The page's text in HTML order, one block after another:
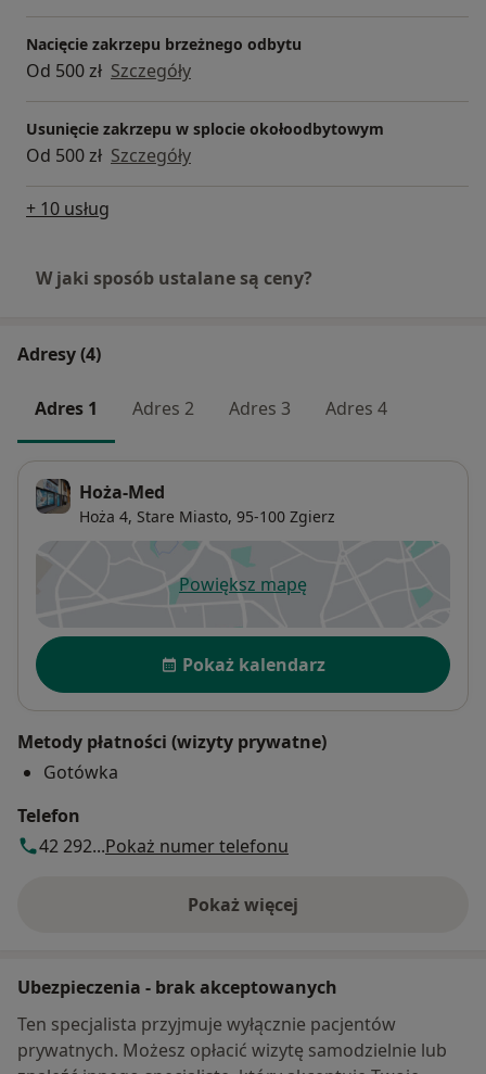
Nacięcie zakrzepu brzeżnego odbytu
Od 500 zł Szczegóły
Usunięcie zakrzepu w splocie okołoodbytowym
Od 500 zł Szczegóły
+ 10 usług
W jaki sposób ustalane są ceny?
Adresy (4)
Adres 1 Adres 2 Adres 3 Adres 4
Hoża-Med
Hoża 4, Stare Miasto, 95-100 Zgierz
Powiększ mapęotwiera się w nowej karcie
Dostępność
Pokaż kalendarz
Metody płatności (wizyty prywatne)
Gotówka
Telefon
42 292...Pokaż numer telefonu
Pokaż więcej
o adresie
Ubezpieczenia - brak akceptowanych
Ten specjalista przyjmuje wyłącznie pacjentów
prywatnych. Możesz opłacić wizytę samodzielnie lub